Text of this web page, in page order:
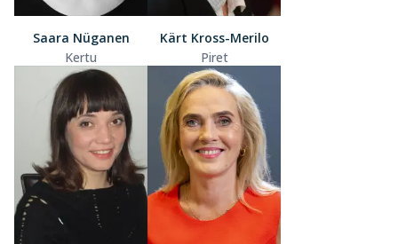
Saara Nüganen
Kertu
Kärt Kross-Merilo
Piret